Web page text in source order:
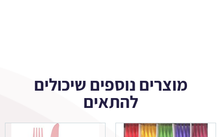
מוצרים נוספים שיכולים
להתאים